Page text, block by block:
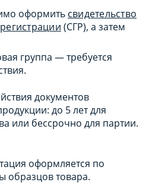
оформить свидетельство
(СГР), а затем
группа — требуется
документов
до 5 лет для
или бессрочно для партии.
оформляется по
образцов товара.